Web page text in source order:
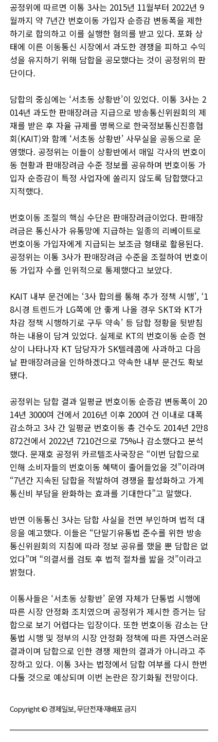
공정위에 따르면 이통 3사는 2015년 11월부터 2022년 9
월까지 약 7년간 번호이동 가입자 순증감 변동폭을 제한
하기로 합의하고 이를 실행한 혐의를 받고 있다. 포화 상
태에 이른 이동통신 시장에서 과도한 경쟁을 피하고 수익
성을 유지하기 위해 담합을 공모했다는 것이 공정위의 판
단이다.
담합의 중심에는 ‘서초동 상황반’이 있었다. 이통 3사는 2
014년 과도한 판매장려금 지급으로 방송통신위원회의 제
재를 받은 후 자율 규제를 명목으로 한국정보통신진흥협
회(KAIT)와 함께 ‘서초동 상황반’ 사무실을 공동으로 운
영했다. 공정위는 이들이 상황반에서 매일 각사의 번호이
동 현황과 판매장려금 수준 정보를 공유하며 번호이동 가
입자 순증감이 특정 사업자에 쏠리지 않도록 담합했다고
지적했다.
번호이동 조절의 핵심 수단은 판매장려금이었다. 판매장
려금은 통신사가 유통망에 지급하는 일종의 리베이트로
번호이동 가입자에게 지급되는 보조금 형태로 활용된다.
공정위는 이통 3사가 판매장려금 수준을 조절하여 번호이
동 가입자 수를 인위적으로 통제했다고 보았다.
KAIT 내부 문건에는 ‘3사 합의를 통해 추가 정책 시행’, ‘1
8시경 트렌드가 LG쪽에 안 좋게 나올 경우 SKT와 KT가
차감 정책 시행하기로 구두 약속’ 등 담합 정황을 뒷받침
하는 내용이 담겨 있었다. 실제로 KT의 번호이동 순증 현
상이 나타나자 KT 담당자가 SK텔레콤에 사과하고 다음
날 판매장려금을 인하하겠다고 약속한 내부 문건도 확보
됐다.
공정위는 담합 결과 일평균 번호이동 순증감 변동폭이 20
14년 3000여 건에서 2016년 이후 200여 건 이내로 대폭
감소하고 3사 간 일평균 번호이동 총 건수도 2014년 2만8
872건에서 2022년 7210건으로 75%나 감소했다고 분석
했다. 문재호 공정위 카르텔조사국장은 “이번 담합으로
인해 소비자들의 번호이동 혜택이 줄어들었을 것”이라며
“7년간 지속된 담합을 적발하여 경쟁을 활성화하고 가계
통신비 부담을 완화하는 효과를 기대한다”고 말했다.
반면 이동통신 3사는 담합 사실을 전면 부인하며 법적 대
응을 예고했다. 이들은 “단말기유통법 준수를 위한 방송
통신위원회의 지침에 따라 정보 공유를 했을 뿐 담합은 없
었다”며 “의결서를 검토 후 법적 절차를 밟을 것”이라고
밝혔다.
이통사들은 ‘서초동 상황반’ 운영 자체가 단통법 시행에
따른 시장 안정화 조치였으며 공정위가 제시한 증거는 담
합으로 보기 어렵다는 입장이다. 또한 번호이동 감소는 단
통법 시행 및 정부의 시장 안정화 정책에 따른 자연스러운
결과이며 담합으로 인한 경쟁 제한의 결과가 아니라고 주
장하고 있다. 이통 3사는 법정에서 담합 여부를 다시 한번
다툴 것으로 예상되며 이번 논란은 장기화될 전망이다.
Copyright © 경제일보, 무단전재·재배포 금지